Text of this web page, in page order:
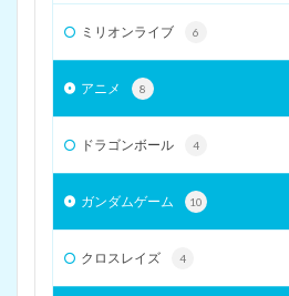
ミリオンライブ 6
アニメ 8
ドラゴンボール 4
ガンダムゲーム 10
クロスレイズ 4